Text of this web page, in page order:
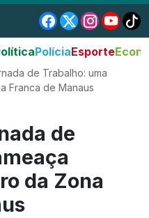
PolíciaEsporte
de Trabalho: uma
Franca de Manaus
de
da Zona